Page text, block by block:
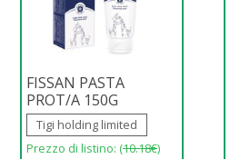
FISSAN PASTA
PROT/A 150G
Tigi holding limited
Prezzo di listino: (10.18€)